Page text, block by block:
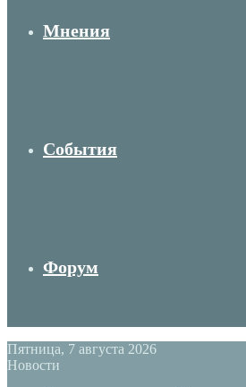
Мнения
События
Форум
Пятница, 7 августа 2026
Новости